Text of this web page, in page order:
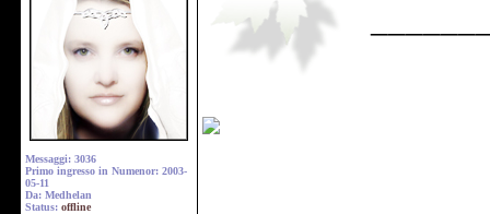
Messaggi: 3036
Primo ingresso in Numenor: 2003-
05-11
Da: Medhelan
Status: offline